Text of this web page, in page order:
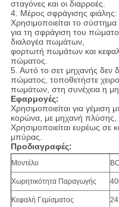
σταγόνες και οι διαρροές.
4. Μέρος σφράγισης φιάλης:
Χρησιμοποιείται το
για τη σφράγιση του
διαλογέα πωμάτων,
φορτωτή πωμάτων και
πώματος.
5. Αυτό το σετ μηχανής δεν
πώματος, τοποθετήστε
πωμάτων, στη συνέχεια η
Εφαρμογές:
Χρησιμοποιείται για
κορώνα, με μηχανή πλύσης,
Χρησιμοποιείται ευρέως
μπύρας.
Προδιαγραφές:
Μοντέλο
Χωρητικότητα Παραγωγής
Κεφαλή Γεμίσματος 24